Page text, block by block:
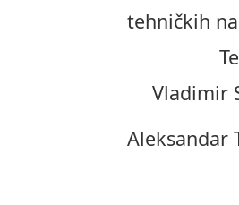
tehničkih
Vladimir
Aleksandar